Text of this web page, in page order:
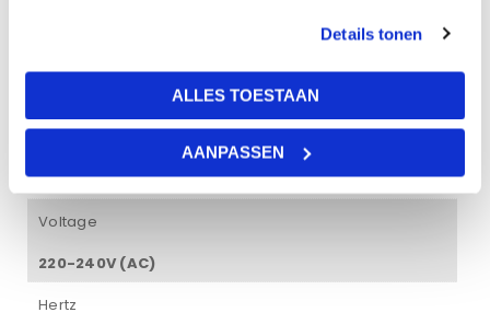
Details tonen
ALLES TOESTAAN
AANPASSEN
60°
Voltage
220-240V (AC)
Hertz